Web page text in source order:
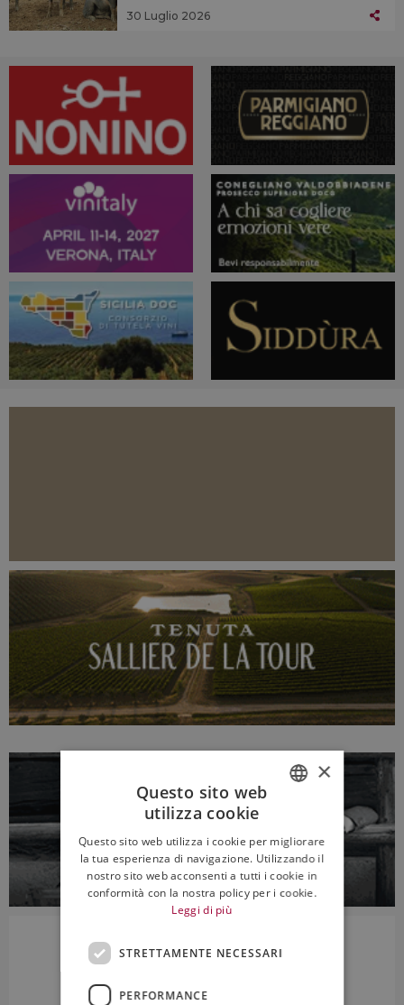
30 Luglio 2026
ENGLISH
×
Questo sito web
utilizza cookie
Questo sito web utilizza i cookie per migliorare
la tua esperienza di navigazione. Utilizzando il
nostro sito web acconsenti a tutti i cookie in
conformità con la nostra policy per i cookie.
Leggi di più
STRETTAMENTE NECESSARI
PERFORMANCE